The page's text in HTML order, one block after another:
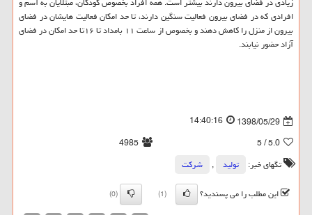
افرادی كه در فضای بیرون فعالیت سنگین دارند، تا حد امكان فعالیت هایشان در فضای
بیرون از منزل را كاهش دهند و بخصوص از ساعت ۱۱ بامداد تا ۱۶تا حد امكان در فضای
آزاد حضور نیابند.
1398/05/29
14:40:16
5.0
/ 5
4985
تگهای خبر:
تولید ,
شركت
این مطلب را می پسندید؟
(1)
(0)